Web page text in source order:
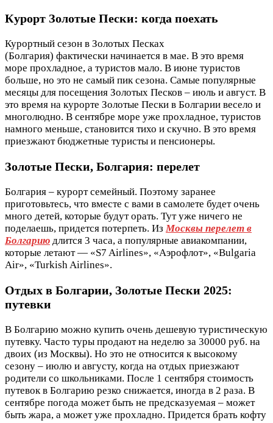
Курорт Золотые Пески: когда поехать
Курортный сезон в Золотых Песках
(Болгария) фактически начинается в мае. В это время
море прохладное, а туристов мало. В июне туристов
больше, но это не самый пик сезона. Самые популярные
месяцы для посещения Золотых Песков – июль и август. В
это время на курорте Золотые Пески в Болгарии весело и
многолюдно. В сентябре море уже прохладное, туристов
намного меньше, становится тихо и скучно. В это время
приезжают бюджетные туристы и пенсионеры.
Золотые Пески, Болгария: перелет
Болгария – курорт семейный. Поэтому заранее
приготовьтесь, что вместе с вами в самолете будет очень
много детей, которые будут орать. Тут уже ничего не
поделаешь, придется потерпеть. Из Москвы перелет в
Болгарию длится 3 часа, а популярные авиакомпании,
которые летают — «S7 Airlines», «Аэрофлот», «Bulgaria
Air», «Turkish Airlines».
Отдых в Болгарии, Золотые Пески 2025:
путевки
В Болгарию можно купить очень дешевую туристическую
путевку. Часто туры продают на неделю за 30000 руб. на
двоих (из Москвы). Но это не относится к высокому
сезону – июлю и августу, когда на отдых приезжают
родители со школьниками. После 1 сентября стоимость
путевок в Болгарию резко снижается, иногда в 2 раза. В
сентябре погода может быть не предсказуемая – может
быть жара, а может уже прохладно. Придется брать кофту